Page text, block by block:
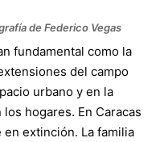
de Federico Vegas
fundamental como la
del campo
urbano y en la
hogares. En Caracas
extinción. La familia